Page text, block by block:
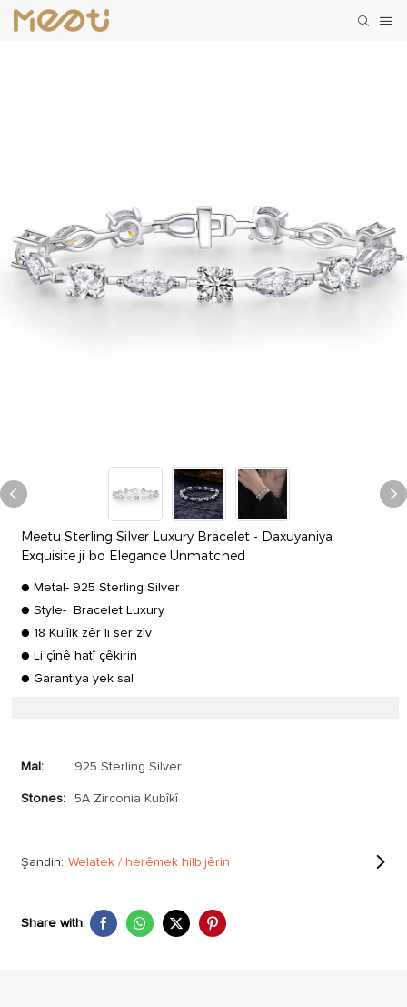
Meetu Sterling Silver Luxury Bracelet - Daxuyaniya
Exquisite ji bo Elegance Unmatched
● Metal- 925 Sterling Silver
● Style- Bracelet Luxury
● 18 Kulîlk zêr li ser zîv
● Li çînê hatî çêkirin
● Garantiya yek sal
Mal: 925 Sterling Silver
Stones: 5A Zirconia Kubîkî
Şandin: Welatek / herêmek hilbijêrin
Share with: